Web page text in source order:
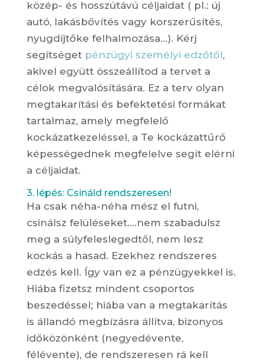
közép- és hosszútávú céljaidat ( pl.: új
autó, lakásbővítés vagy korszerűsítés,
nyugdíjtőke felhalmozása…). Kérj
segítséget pénzügyi személyi edzőtől,
akivel együtt összeállítod a tervet a
célok megvalósítására. Ez a terv olyan
megtakarítási és befektetési formákat
tartalmaz, amely megfelelő
kockázatkezeléssel, a Te kockázattűrő
képességednek megfelelve segít elérni
a céljaidat.
3. lépés: Csináld rendszeresen!
Ha csak néha-néha mész el futni,
csinálsz felüléseket….nem szabadulsz
meg a súlyfeleslegedtől, nem lesz
kockás a hasad. Ezekhez rendszeres
edzés kell. Így van ez a pénzügyekkel is.
Hiába fizetsz mindent csoportos
beszedéssel; hiába van a megtakarítás
is állandó megbízásra állítva, bizonyos
időközönként (negyedévente,
félévente), de rendszeresen rá kell